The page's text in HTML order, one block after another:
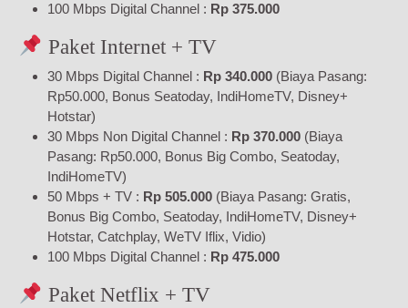
100 Mbps Digital Channel : Rp 375.000
Paket Internet + TV
30 Mbps Digital Channel : Rp 340.000 (Biaya Pasang:
Rp50.000, Bonus Seatoday, IndiHomeTV, Disney+
Hotstar)
30 Mbps Non Digital Channel : Rp 370.000 (Biaya
Pasang: Rp50.000, Bonus Big Combo, Seatoday,
IndiHomeTV)
50 Mbps + TV : Rp 505.000 (Biaya Pasang: Gratis,
Bonus Big Combo, Seatoday, IndiHomeTV, Disney+
Hotstar, Catchplay, WeTV Iflix, Vidio)
100 Mbps Digital Channel : Rp 475.000
Paket Netflix + TV